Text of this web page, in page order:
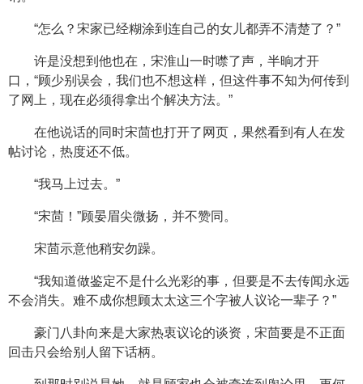
“怎么？宋家已经糊涂到连自己的女儿都弄不清楚了？”
许是没想到他也在，宋淮山一时噤了声，半晌才开
口，“顾少别误会，我们也不想这样，但这件事不知为何传到
了网上，现在必须得拿出个解决方法。”
在他说话的同时宋茴也打开了网页，果然看到有人在发
帖讨论，热度还不低。
“我马上过去。”
“宋茴！”顾晏眉尖微扬，并不赞同。
宋茴示意他稍安勿躁。
“我知道做鉴定不是什么光彩的事，但要是不去传闻永远
不会消失。难不成你想顾太太这三个字被人议论一辈子？”
豪门八卦向来是大家热衷议论的谈资，宋茴要是不正面
回击只会给别人留下话柄。